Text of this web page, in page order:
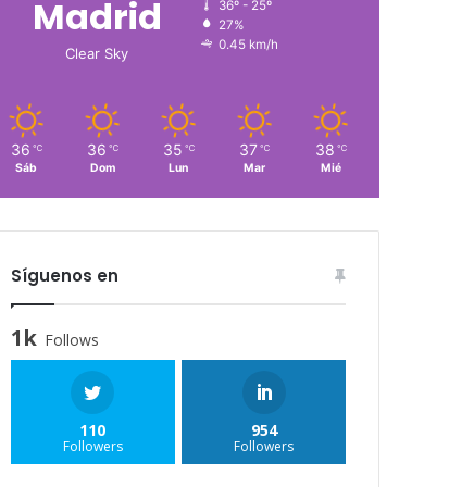
Madrid
Clear Sky
36º - 25º
27%
0.45 km/h
36 ℃
Sáb
36 ℃
Dom
35 ℃
Lun
37 ℃
Mar
38 ℃
Mié
Síguenos en
1k Follows
110
Followers
954
Followers